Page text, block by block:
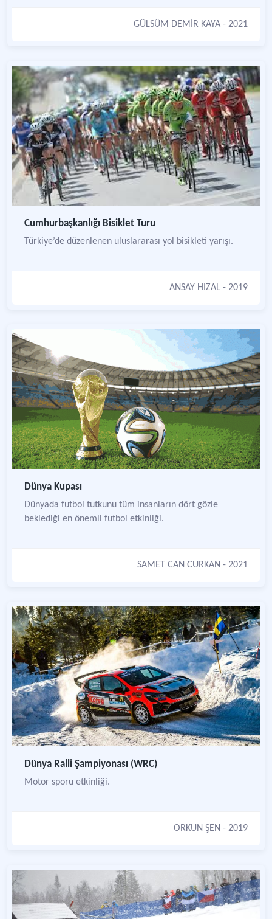
GÜLSÜM DEMİR KAYA - 2021
Cumhurbaşkanlığı Bisiklet Turu
Türkiye’de düzenlenen uluslararası yol bisikleti yarışı.
ANSAY HIZAL - 2019
Dünya Kupası
Dünyada futbol tutkunu tüm insanların dört gözle
beklediği en önemli futbol etkinliği.
SAMET CAN CURKAN - 2021
Dünya Ralli Şampiyonası (WRC)
Motor sporu etkinliği.
ORKUN ŞEN - 2019